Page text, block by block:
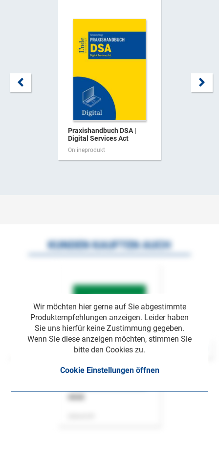
Praxishandbuch DSA |
Digital Services Act
Onlineprodukt
Wir möchten hier gerne auf Sie abgestimmte
Produktempfehlungen anzeigen. Leider haben
Sie uns hierfür keine Zustimmung gegeben.
Wenn Sie diese anzeigen möchten, stimmen Sie
bitte den Cookies zu.
Cookie Einstellungen öffnen
KUNDEN KAUFTEN AUCH